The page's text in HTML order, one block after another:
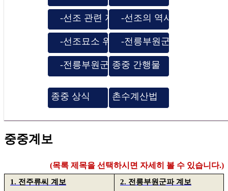
-선조 관련 자료-선조의 역사적 기록
-선조묘소 위치도-전릉부원군 시향 홀기
-전릉부원군 시향 축문
종중 간행물
종중 상식 촌수계산법
중중계보
(목록 제목을 선택하시면 자세히 볼 수 있습니다.)
1. 전주류씨 계보
2. 전릉부원군파 계보